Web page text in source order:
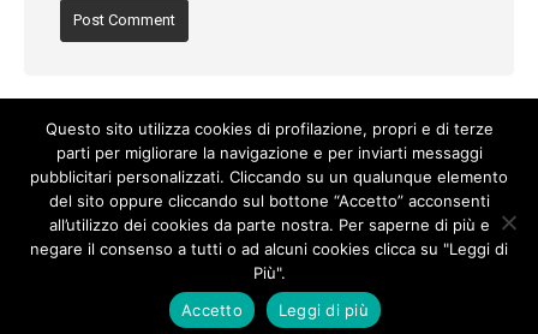
Privacy Policy
© Copyright 2017. All Rights Reserved.
Questo sito utilizza cookies di profilazione, propri e di terze
parti per migliorare la navigazione e per inviarti messaggi
pubblicitari personalizzati. Cliccando su un qualunque elemento
del sito oppure cliccando sul bottone “Accetto” acconsenti
all’utilizzo dei cookies da parte nostra. Per saperne di più e
negare il consenso a tutti o ad alcuni cookies clicca su "Leggi di
Più".
Accetto
Leggi di più